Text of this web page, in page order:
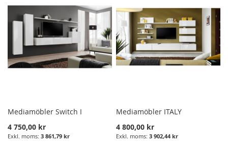
Mediamöbler Switch I
4 750,00 kr
3 861,79 kr
Mediamöbler ITALY
4 800,00 kr
3 902,44 kr